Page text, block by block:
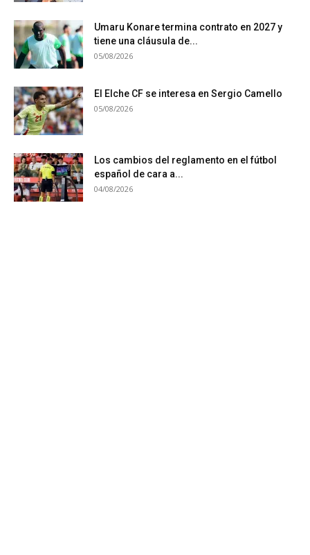
Umaru Konare termina contrato en 2027 y
tiene una cláusula de...
05/08/2026
El Elche CF se interesa en Sergio Camello
05/08/2026
Los cambios del reglamento en el fútbol
español de cara a...
04/08/2026